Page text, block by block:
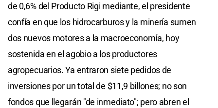
de 0,6% del Producto Rigi mediante, el presidente
confía en que los hidrocarburos y la minería sumen
dos nuevos motores a la macroeconomía, hoy
sostenida en el agobio a los productores
agropecuarios. Ya entraron siete pedidos de
inversiones por un total de $11,9 billones; no son
fondos que llegarán "de inmediato"; pero abren el